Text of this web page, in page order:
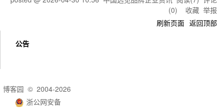
(0) 收藏 举报
刷新页面 返回顶部
公告
博客园 © 2004-2026
浙公网安备